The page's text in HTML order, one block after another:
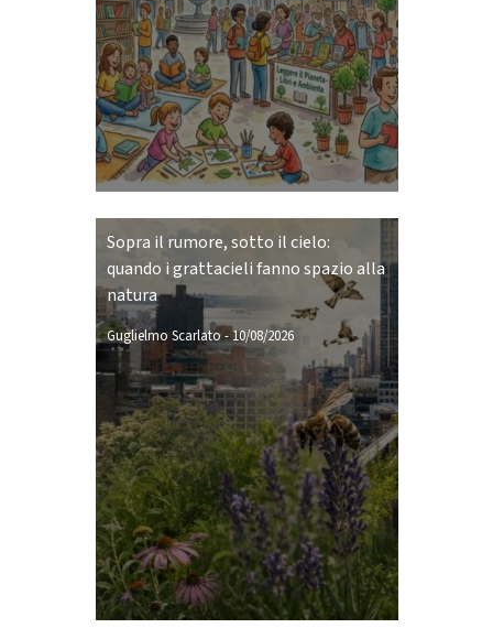
Sopra il rumore, sotto il cielo:
quando i grattacieli fanno spazio alla
natura
Guglielmo Scarlato-10/08/2026